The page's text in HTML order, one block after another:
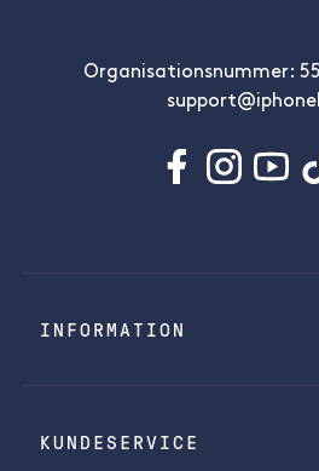
Organisationsnummer:
INFORMATION
KUNDESERVICE